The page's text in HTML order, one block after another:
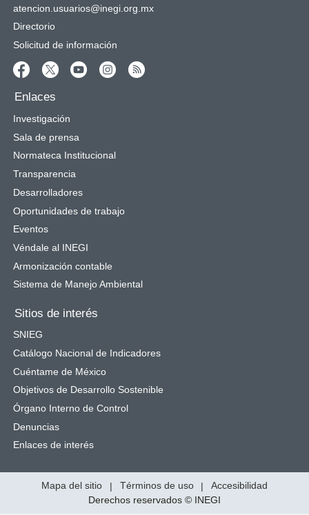
atencion.usuarios@inegi.org.mx
Directorio
Solicitud de información
Enlaces
Investigación
Sala de prensa
Normateca Institucional
Transparencia
Desarrolladores
Oportunidades de trabajo
Eventos
Véndale al INEGI
Armonización contable
Sistema de Manejo Ambiental
Sitios de interés
SNIEG
Catálogo Nacional de Indicadores
Cuéntame de México
Objetivos de Desarrollo Sostenible
Órgano Interno de Control
Denuncias
Enlaces de interés
Mapa del sitio | Términos de uso |
Accesibilidad
Derechos reservados © INEGI